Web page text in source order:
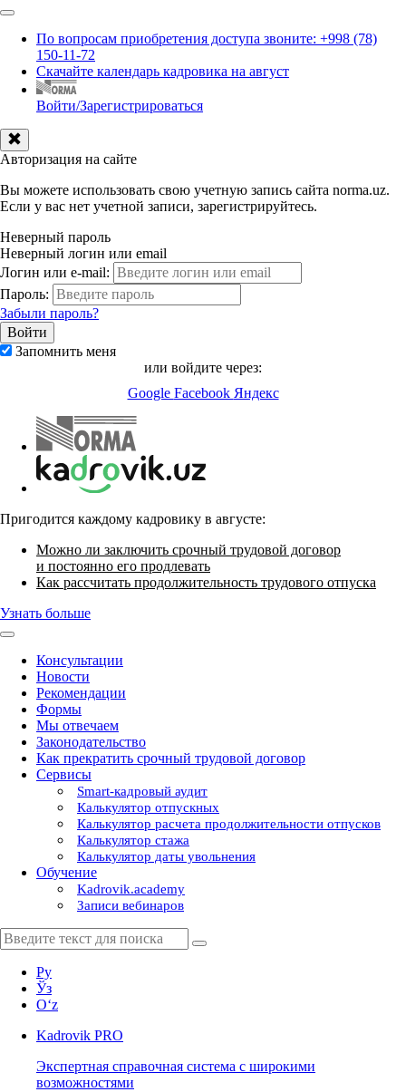
По вопросам приобретения доступа звоните: +998 (78)
150-11-72
Скачайте календарь кадровика на август
Войти/Зарегистрироваться
Авторизация на сайте
Вы можете использовать свою учетную запись сайта norma.uz.
Если у вас нет учетной записи, зарегистрируйтесь.
Неверный пароль
Неверный логин или email
Логин или e-mail:
Пароль:
Забыли пароль?
Запомнить меня
или войдите через:
Google Facebook Яндекс
Пригодится каждому кадровику в августе:
Можно ли заключить срочный трудовой договор
и постоянно его продлевать
Как рассчитать продолжительность трудового отпуска
Узнать больше
Консультации
Новости
Рекомендации
Формы
Мы отвечаем
Законодательство
Как прекратить срочный трудовой договор
Сервисы
Smart-кадровый аудит
Калькулятор отпускных
Калькулятор расчета продолжительности отпусков
Калькулятор стажа
Калькулятор даты увольнения
Обучение
Kadrovik.academy
Записи вебинаров
Ру
Ўз
Oʻz
Kadrovik PRO
Экспертная справочная система с широкими
возможностями